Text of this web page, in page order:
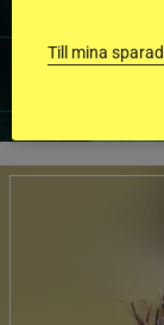
Till mina